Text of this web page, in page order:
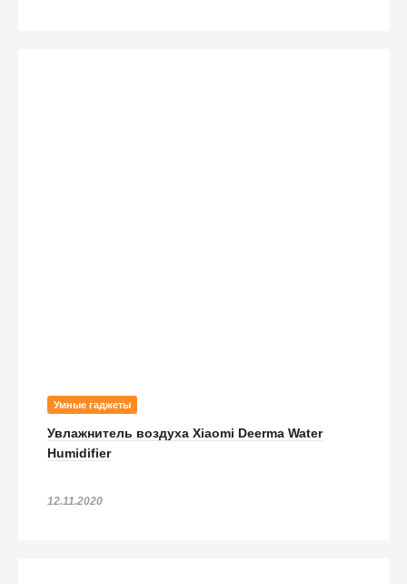
Умные гаджеты
Увлажнитель воздуха Xiaomi Deerma Water
Humidifier
12.11.2020